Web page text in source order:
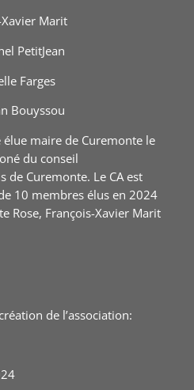
Marit
PetitJean
Farges
Bouyssou
élue maire de Curemonte le
du conseil
de Curemonte. Le CA est
10 membres élus en 2024
Rose, François-Xavier Marit
de l’association: